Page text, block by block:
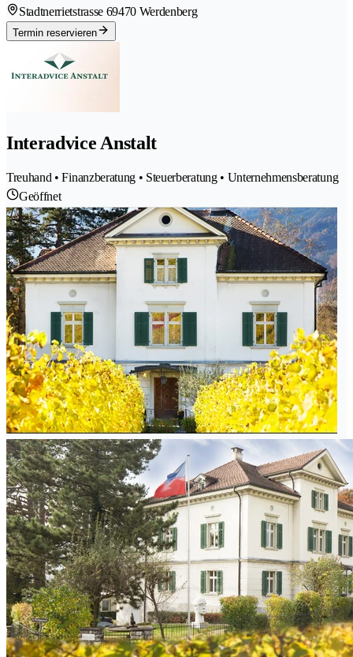
Stadtnerrietstrasse 69470 Werdenberg
Termin reservieren
Interadvice Anstalt
Treuhand • Finanzberatung • Steuerberatung • Unternehmensberatung
Geöffnet